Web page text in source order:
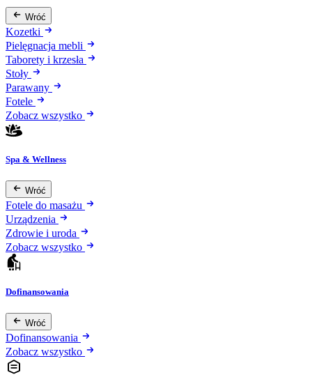
Wróć
Kozetki
Pielęgnacja mebli
Taborety i krzesła
Stoły
Parawany
Fotele
Zobacz wszystko
Spa & Wellness
Wróć
Fotele do masażu
Urządzenia
Zdrowie i uroda
Zobacz wszystko
Dofinansowania
Wróć
Dofinansowania
Zobacz wszystko